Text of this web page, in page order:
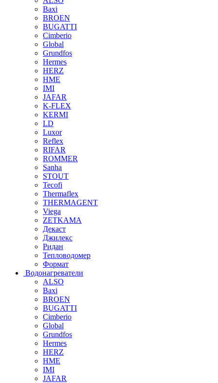
Baxi
BROEN
BUGATTI
Cimberio
Global
Grundfos
Hermes
HERZ
HME
IMI
JAFAR
K-FLEX
KERMI
LD
Luxor
Reflex
RIFAR
ROMMER
Sanha
STOUT
Tecofi
Thermaflex
THERMAGENT
Viega
ZETKAMA
Декаст
Джилекс
Ридан
Тепловодомер
Формат
Водонагреватели
ALSO
Baxi
BROEN
BUGATTI
Cimberio
Global
Grundfos
Hermes
HERZ
HME
IMI
JAFAR